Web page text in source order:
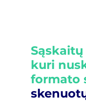
kuri
formato